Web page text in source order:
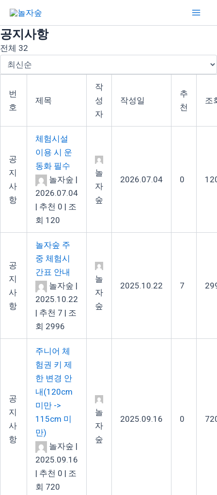
츠
로
너
공지사항
전체 32
번
호
제목
작
성
자
작성일
추
천
조
공
지
사
항
체험시설
이용 시 운
동화 필수
놀자숲 |
2026.07.04
| 추천 0 | 조
회 120
놀
자
숲
2026.07.04 0
공
지
사
항
놀자숲 주
중 체험시
간표 안내
놀자숲 |
2025.10.22
| 추천 7 | 조
회 2996
놀
자
숲
2025.10.22 7
공
지
사
항
주니어 체
험권 키 제
한 변경 안
내(120cm
미만 ->
115cm 미
만)
놀자숲 |
2025.09.16
| 추천 0 | 조
회 720
놀
자
숲
2025.09.16 0